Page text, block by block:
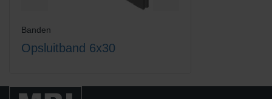
Banden
Opsluitband 6x30